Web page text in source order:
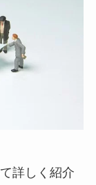
詳しく紹介